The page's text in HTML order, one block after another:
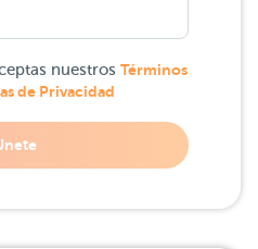
nuestros Términos
de Privacidad